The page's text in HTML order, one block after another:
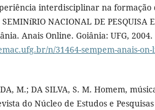
interdisciplinar na formação
NACIONAL DE PESQUISA
Anais Online. Goiânia: UFG,
n/31464-sempem-anais-on-
M.; DA SILVA, S. M. Homem,
do Núcleo de Estudos e Pesquisas